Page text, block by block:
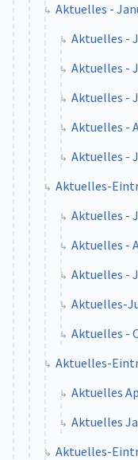
Aktuelles -
Aktuelles -
Aktuelles -
Aktuelles -
Aktuelles -
Aktuelles -
Aktuelles-
Aktuelles -
Aktuelles -
Aktuelles -
Aktuelles-
Aktuelles -
Aktuelles-
Aktuelles
Aktuelles
Aktuelles-